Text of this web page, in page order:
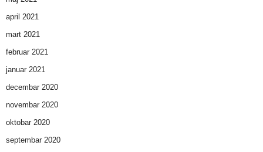
april 2021
mart 2021
februar 2021
januar 2021
decembar 2020
novembar 2020
oktobar 2020
septembar 2020